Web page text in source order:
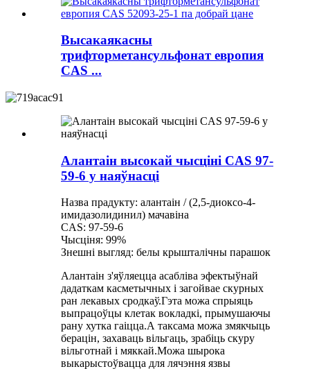
Высакаякасны
трифторметансульфонат европия
CAS ...
Алантаін высокай чысціні CAS 97-
59-6 у наяўнасці
Назва прадукту: алантаін / (2,5-диоксо-4-
имидазолидинил) мачавіна
CAS: 97-59-6
Чысціня: 99%
Знешні выгляд: белы крышталічны парашок
Алантаін з'яўляецца асабліва эфектыўнай
дадаткам касметычных і загойвае скурных
ран лекавых сродкаў.Гэта можа спрыяць
выпрацоўцы клетак вокладкі, прымушаючы
рану хутка гаіцца.А таксама можа змякчыць
берацін, захаваць вільгаць, зрабіць скуру
вільготнай і мяккай.Можа шырока
выкарыстоўвацца для лячэння язвы